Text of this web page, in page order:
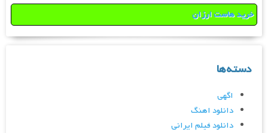
خرید هاست ارزان
دسته‌ها
اگهی
دانلود اهنگ
دانلود فیلم ایرانی